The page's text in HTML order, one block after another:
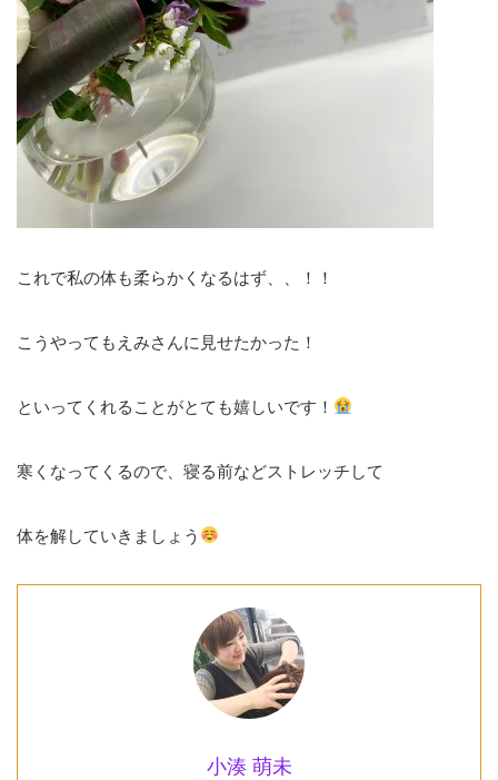
これで私の体も柔らかくなるはず、、！！
こうやってもえみさんに見せたかった！
といってくれることがとても嬉しいです！
寒くなってくるので、寝る前などストレッチして
体を解していきましょう
小湊 萌未